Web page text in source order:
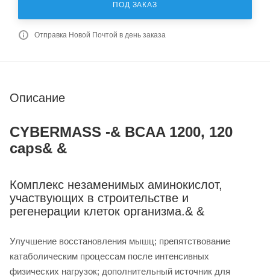
ПОД ЗАКАЗ
Отправка Новой Почтой в день заказа
Описание
CYBERMASS -& BCAA 1200, 120
caps& &
Комплекс незаменимых аминокислот,
участвующих в строительстве и
регенерации клеток организма.& &
Улучшение восстановления мышц; препятствование
катаболическим процессам после интенсивных
физических нагрузок; дополнительный источник для